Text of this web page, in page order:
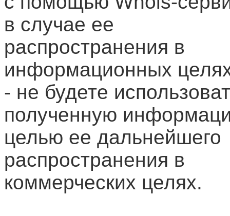
в случае ее
распространения в
информационных
- не будете
полученную
целью ее дальнейшего
распространения в
коммерческих целях.